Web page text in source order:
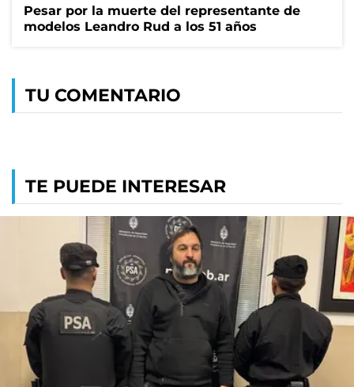
Pesar por la muerte del representante de
modelos Leandro Rud a los 51 años
TU COMENTARIO
TE PUEDE INTERESAR